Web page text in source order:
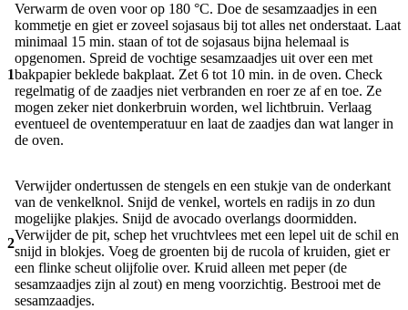
1
Verwarm de oven voor op 180 °C. Doe de sesamzaadjes in een
kommetje en giet er zoveel sojasaus bij tot alles net onderstaat. Laat
minimaal 15 min. staan of tot de sojasaus bijna helemaal is
opgenomen. Spreid de vochtige sesamzaadjes uit over een met
bakpapier beklede bakplaat. Zet 6 tot 10 min. in de oven. Check
regelmatig of de zaadjes niet verbranden en roer ze af en toe. Ze
mogen zeker niet donkerbruin worden, wel lichtbruin. Verlaag
eventueel de oventemperatuur en laat de zaadjes dan wat langer in
de oven.
2
Verwijder ondertussen de stengels en een stukje van de onderkant
van de venkelknol. Snijd de venkel, wortels en radijs in zo dun
mogelijke plakjes. Snijd de avocado overlangs doormidden.
Verwijder de pit, schep het vruchtvlees met een lepel uit de schil en
snijd in blokjes. Voeg de groenten bij de rucola of kruiden, giet er
een flinke scheut olijfolie over. Kruid alleen met peper (de
sesamzaadjes zijn al zout) en meng voorzichtig. Bestrooi met de
sesamzaadjes.